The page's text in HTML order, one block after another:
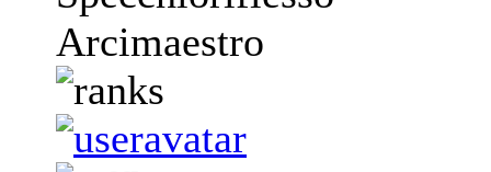
Arcimaestro